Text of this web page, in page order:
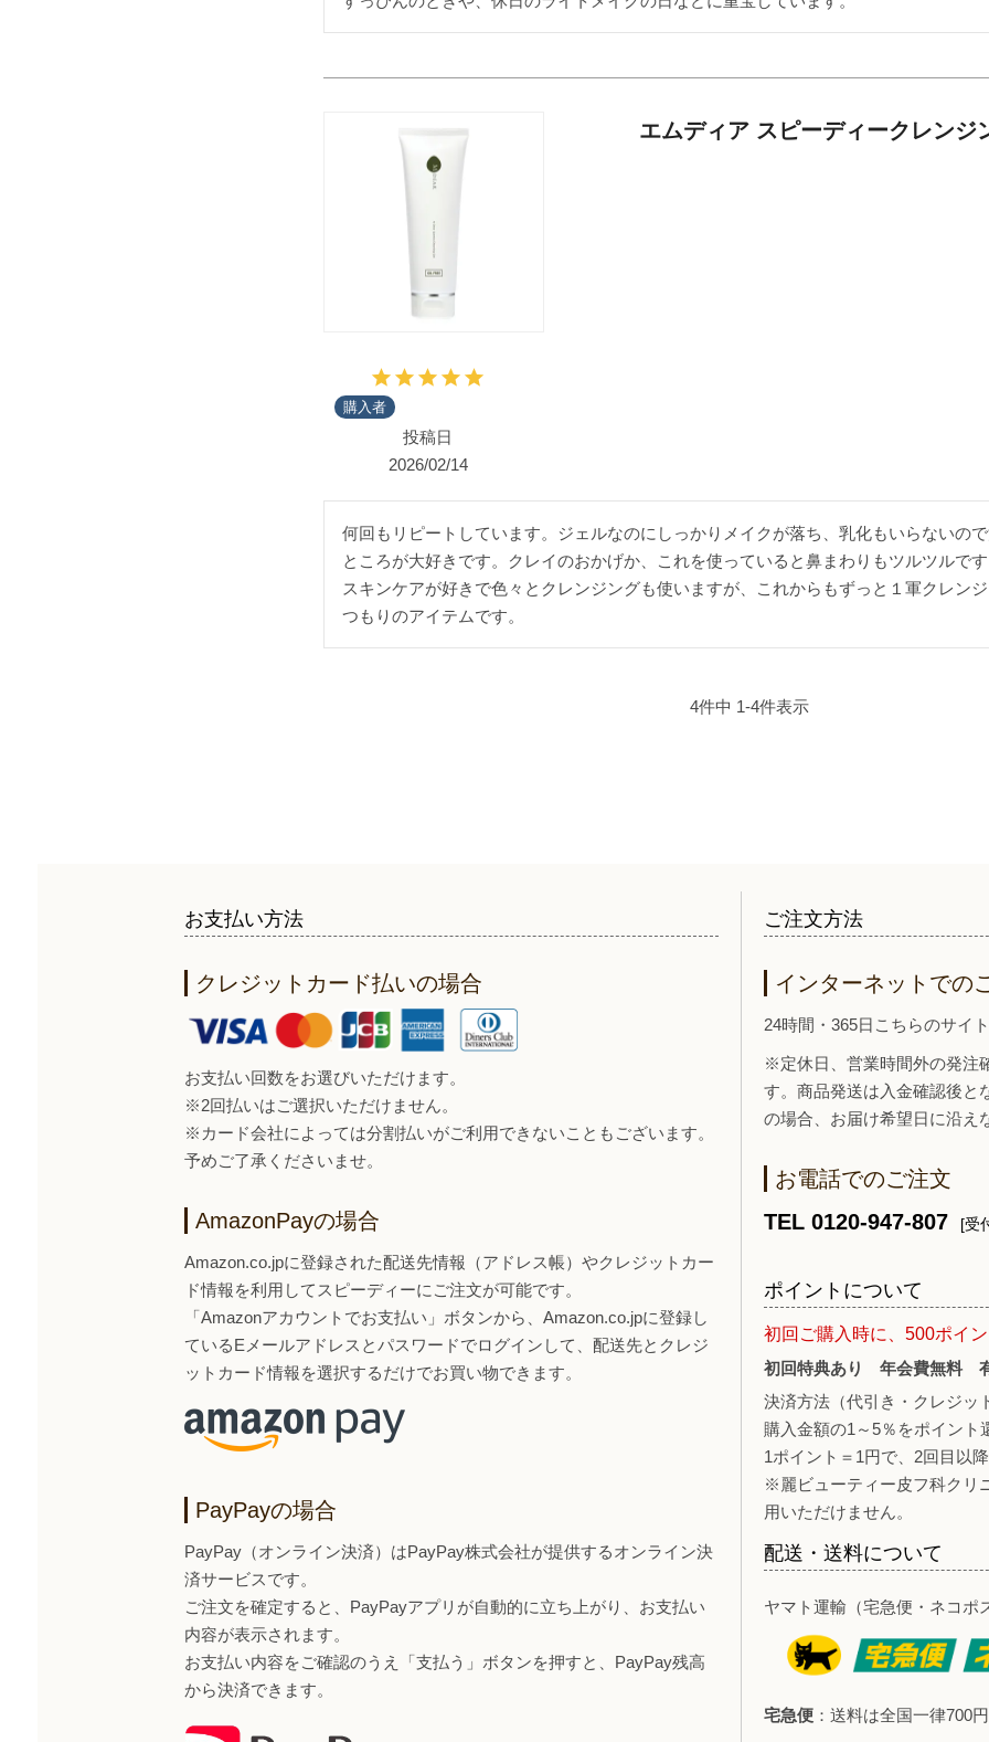
エムディア スピーディークレンジ
購入者
投稿日
2026/02/14
何回もリピートしています。ジェルなのにしっかりメイクが落ち、乳化もいらないの
ところが大好きです。クレイのおかげか、これを使っていると鼻まわりもツルツルで
スキンケアが好きで色々とクレンジングも使いますが、これからもずっと１軍クレン
つもりのアイテムです。
4件中 1-4件表示
お支払い方法
クレジットカード払いの場合
お支払い回数をお選びいただけます。
※2回払いはご選択いただけません。
※カード会社によっては分割払いがご利用できないこともございます。
予めご了承くださいませ。
AmazonPayの場合
Amazon.co.jpに登録された配送先情報（アドレス帳）やクレジットカー
ド情報を利用してスピーディーにご注文が可能です。
「Amazonアカウントでお支払い」ボタンから、Amazon.co.jpに登録し
ているEメールアドレスとパスワードでログインして、配送先とクレジ
ットカード情報を選択するだけでお買い物できます。
PayPayの場合
PayPay（オンライン決済）はPayPay株式会社が提供するオンライン決
済サービスです。
ご注文を確定すると、PayPayアプリが自動的に立ち上がり、お支払い
内容が表示されます。
お支払い内容をご確認のうえ「支払う」ボタンを押すと、PayPay残高
から決済できます。
ご注文方法
インターネットでの
24時間・365日こちらのサイ
※定休日、営業時間外の発注
す。商品発送は入金確認後と
の場合、お届け希望日に沿え
お電話でのご注文
TEL 0120-947-807
[受
ポイントについて
初回ご購入時に、500ポイ
初回特典あり 年会費無料
決済方法（代引き・クレジッ
購入金額の1～5％をポイント
1ポイント＝1円で、2回目以
※麗ビューティー皮フ科クリ
用いただけません。
配送・送料について
ヤマト運輸（宅急便・ネコポ
宅急便：送料は全国一律700